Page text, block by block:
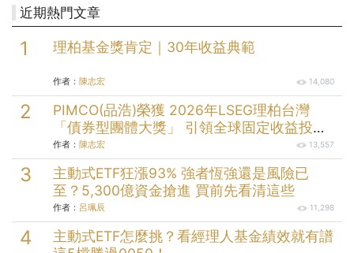
近期熱門文章
理柏基金獎肯定｜30年收益典範
作者： 陳志宏 14,080
PIMCO(品浩)榮獲 2026年LSEG理柏台灣
「債券型團體大獎」 引領全球固定收益投資
逾半世紀的投資實力
作者： 陳志宏 13,557
主動式ETF狂漲93% 強者恆強還是風險已
至？5,300億資金搶進 買前先看清這些
作者： 呂珮辰 11,298
主動式ETF怎麼挑？看經理人基金績效就有譜